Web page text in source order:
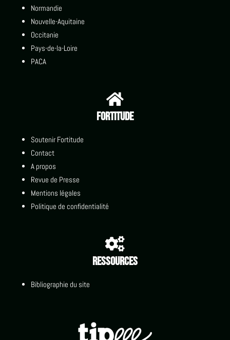
Normandie
Nouvelle-Aquitaine
Occitanie
Pays-de-la-Loire
PACA

Fortitude
Soutenir Fortitude
Contact
A propos
Revue de Presse
Mentions légales
Politique de confidentialité

Ressources
Bibliographie du site